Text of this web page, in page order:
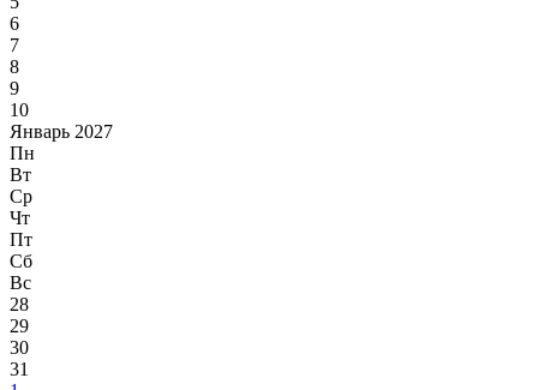
6
7
8
9
10
Январь 2027
Пн
Вт
Ср
Чт
Пт
Сб
Вс
28
29
30
31